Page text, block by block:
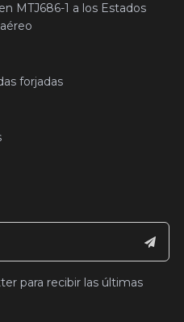
MTJ686-1 a los Estados
forjadas
para recibir las últimas